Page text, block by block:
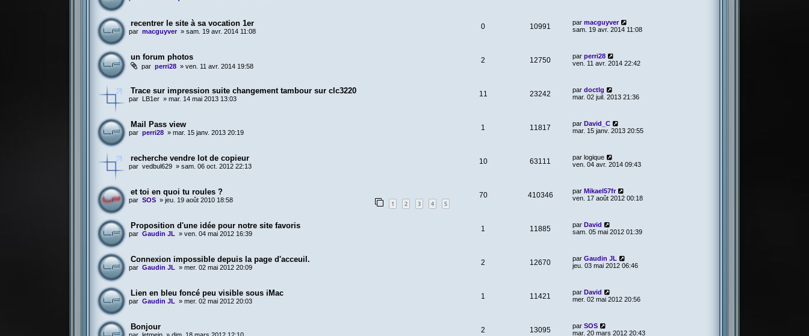
recentrer le site à sa vocation 1er
par macguyver »sam. 19 avr. 2014 11:08
0 10991 par macguyver
sam. 19 avr. 2014 11:08
un forum photos
par perri28 »ven. 11 avr. 2014 19:58
2 12750 par perri28
ven. 11 avr. 2014 22:42
Trace sur impression suite changement tambour sur clc3220
par LB1er »mar. 14 mai 2013 13:03
11 23242 par doctlg
mar. 02 juil. 2013 21:36
Mail Pass view
par perri28 »mar. 15 janv. 2013 20:19
1 11817 par David_C
mar. 15 janv. 2013 20:55
recherche vendre lot de copieur
par vedbul629 »sam. 06 oct. 2012 22:13
10 63111 par logique
ven. 04 avr. 2014 09:43
et toi en quoi tu roules ?
par SOS »jeu. 19 août 2010 18:58 1 2 3 4 5
70 410346 par Mikael57fr
ven. 17 août 2012 00:18
Proposition d'une idée pour notre site favoris
par Gaudin JL »ven. 04 mai 2012 16:39
1 11885 par David
sam. 05 mai 2012 01:39
Connexion impossible depuis la page d'acceuil.
par Gaudin JL »mer. 02 mai 2012 20:09
2 12670 par Gaudin JL
jeu. 03 mai 2012 06:46
Lien en bleu foncé peu visible sous iMac
par Gaudin JL »mer. 02 mai 2012 20:03
1 11421 par David
mer. 02 mai 2012 20:56
Bonjour 2 13095 par SOS
mar. 20 mars 2012 20:43